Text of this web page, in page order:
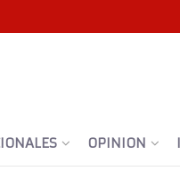
OPINION